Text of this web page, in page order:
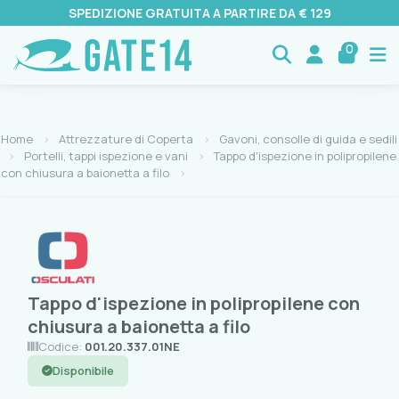
SPEDIZIONE GRATUITA A PARTIRE DA € 129
0
Home Attrezzature di Coperta
Gavoni, consolle di guida e sedili
Portelli, tappi ispezione e vani
Tappo d'ispezione in polipropilene
con chiusura a baionetta a filo
Tappo d'ispezione in polipropilene con
chiusura a baionetta a filo
Codice: 001.20.337.01NE
Disponibile